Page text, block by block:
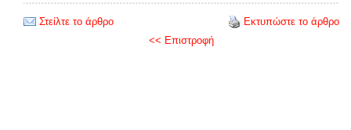
Στείλτε το άρθρο
Εκτυπώστε το άρθρο
<< Επιστροφή